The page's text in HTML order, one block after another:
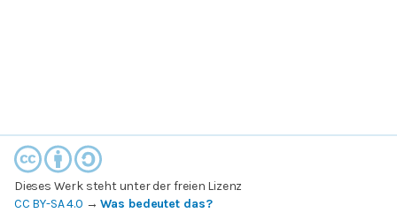
Dieses Werk steht unter der freien Lizenz
CC BY-SA 4.0 →Was bedeutet das?